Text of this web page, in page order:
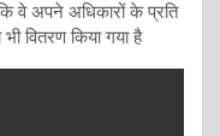
वे अपने अधिकारों के प्रति
वितरण किया गया है